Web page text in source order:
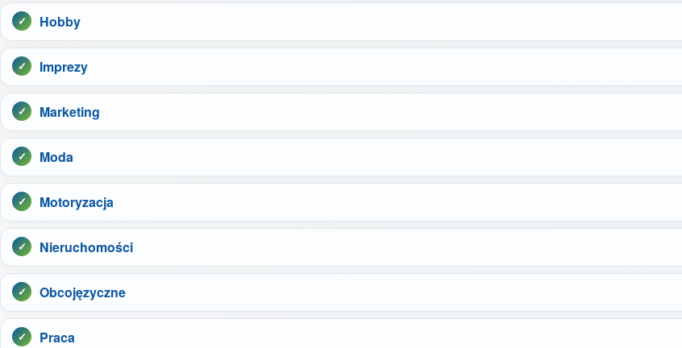
Hobby
Imprezy
Marketing
Moda
Motoryzacja
Nieruchomości
Obcojęzyczne
Praca